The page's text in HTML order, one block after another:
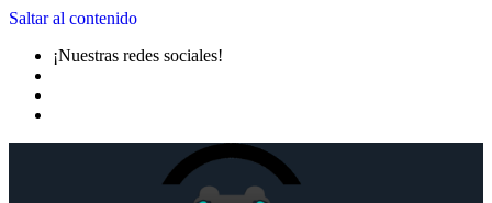
Saltar al contenido
¡Nuestras redes sociales!